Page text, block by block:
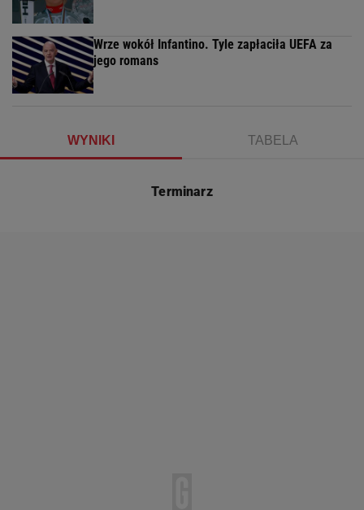
Wrze wokół Infantino. Tyle zapłaciła UEFA za
jego romans
WYNIKI TABELA
Terminarz